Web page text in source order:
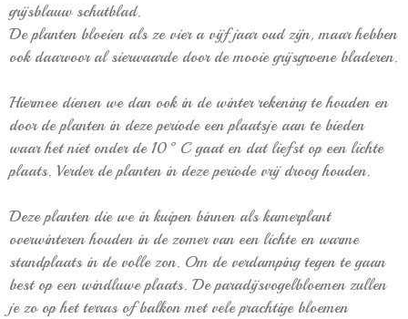
grijsblauw schutblad.
De planten bloeien als ze vier a vijf jaar oud zijn, maar hebben
ook daarvoor al sierwaarde door de mooie grijsgroene bladeren.
Hiermee dienen we dan ook in de winter rekening te houden en
door de planten in deze periode een plaatsje aan te bieden
waar het niet onder de 10°C gaat en dat liefst op een lichte
plaats. Verder de planten in deze periode vrij droog houden.
Deze planten die we in kuipen binnen als kamerplant
overwinteren houden in de zomer van een lichte en warme
standplaats in de volle zon. Om de verdamping tegen te gaan
best op een windluwe plaats. De paradijsvogelbloemen zullen
je zo op het terras of balkon met vele prachtige bloemen